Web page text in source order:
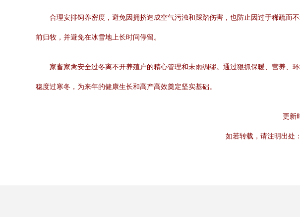
合理安排饲养密度，避免因拥挤造成空气污浊和踩踏伤害，也防止因过于稀疏而
前归牧，并避免在冰雪地上长时间停留。
家畜家禽安全过冬离不开养殖户的精心管理和未雨绸缪。通过狠抓保暖、营养、
稳度过寒冬，为来年的健康生长和高产高效奠定坚实基础。
更新
如若转载，请注明出处